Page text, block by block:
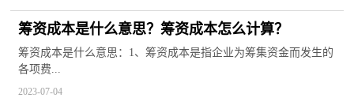
筹资成本是什么意思？筹资成本怎么计算？
筹资成本是什么意思：1、筹资成本是指企业为筹集资金而发生的
各项费...
2023-07-04